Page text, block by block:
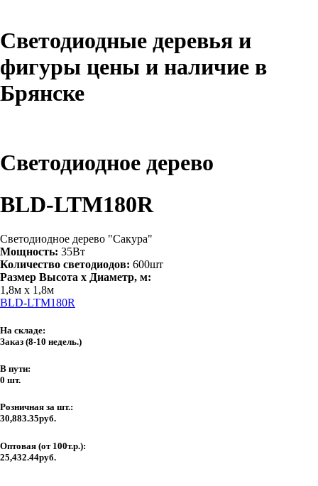
Светодиодные деревья и
фигуры цены и наличие в
Брянске
Светодиодное дерево
BLD-LTM180R
Светодиодное дерево "Сакура"
Мощность: 35Вт
Количество светодиодов: 600шт
Размер Высота х Диаметр, м:
1,8м х 1,8м
BLD-LTM180R
На складе:
Заказ (8-10 недель.)
В пути:
0 шт.
Розничная за шт.:
30,883.35руб.
Оптовая (от 100т.р.):
25,432.44руб.